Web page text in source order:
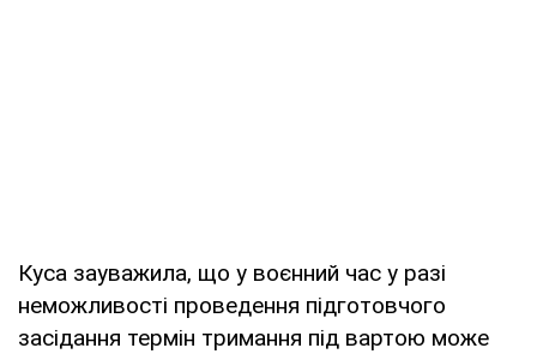
Куса зауважила, що у воєнний час у разі
неможливості проведення підготовчого
засідання термін тримання під вартою може